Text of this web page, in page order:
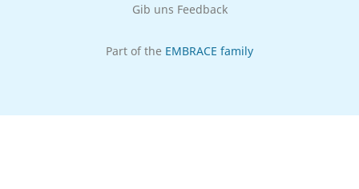
Gib uns Feedback
Part of the EMBRACE family